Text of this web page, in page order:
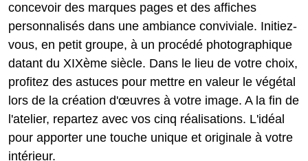
concevoir des marques pages et des affiches
personnalisés dans une ambiance conviviale. Initiez-
vous, en petit groupe, à un procédé photographique
datant du XIXème siècle. Dans le lieu de votre choix,
profitez des astuces pour mettre en valeur le végétal
lors de la création d'œuvres à votre image. A la fin de
l'atelier, repartez avec vos cinq réalisations. L'idéal
pour apporter une touche unique et originale à votre
intérieur.